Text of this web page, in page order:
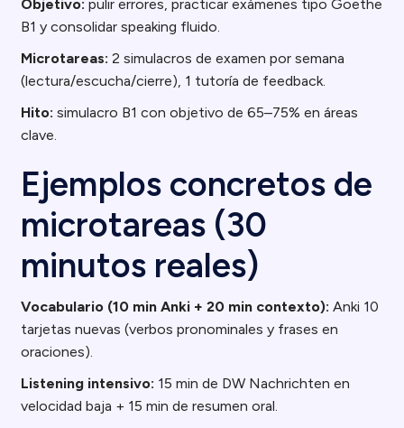
Objetivo: pulir errores, practicar exámenes tipo Goethe
B1 y consolidar speaking fluido.
Microtareas: 2 simulacros de examen por semana
(lectura/escucha/cierre), 1 tutoría de feedback.
Hito: simulacro B1 con objetivo de 65–75% en áreas
clave.
Ejemplos concretos de
microtareas (30
minutos reales)
Vocabulario (10 min Anki + 20 min contexto): Anki 10
tarjetas nuevas (verbos pronominales y frases en
oraciones).
Listening intensivo: 15 min de DW Nachrichten en
velocidad baja + 15 min de resumen oral.